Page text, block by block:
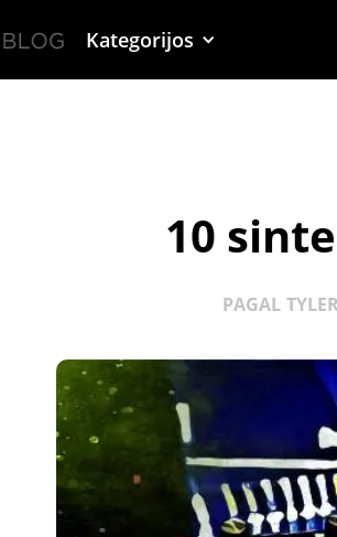
Kategorijos
10
PAGAL